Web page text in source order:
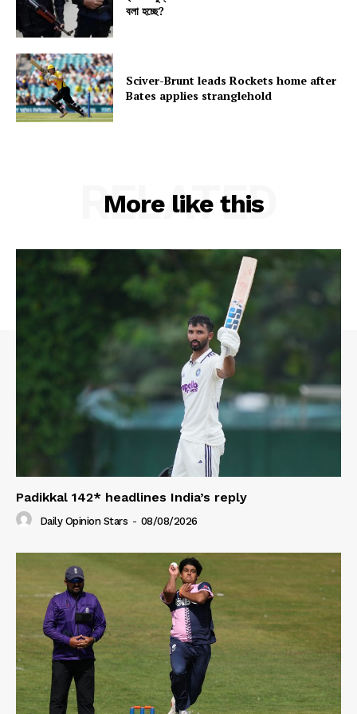
বলা হচ্ছে?
Sciver-Brunt leads Rockets home after
Bates applies stranglehold
More like this
RELATED
Padikkal 142* headlines India’s reply
Daily Opinion Stars - 08/08/2026